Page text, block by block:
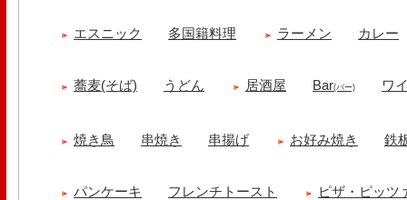
エスニック 多国籍料理 ラーメン カレー
蕎麦(そば) うどん 居酒屋 Bar(バー) ワ
焼き鳥 串焼き 串揚げ お好み焼き 鉄
パンケーキ フレンチトースト ピザ・ピッツ